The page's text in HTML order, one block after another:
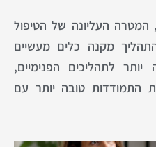
המטרה העליונה של הטיפול
מקנה כלים מעשיים
יותר לתהליכים הפנימיים,
התמודדות טובה יותר עם